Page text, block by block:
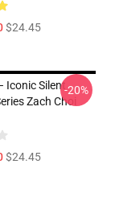
$24.45
Iconic Silent
Zach Choi
$24.45
-20%